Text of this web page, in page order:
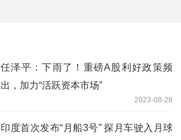
任泽平：下雨了！重磅A股利好政策频
出，加力“活跃资本市场”
2023-08-28
印度首次发布“月船3号” 探月车驶入月球